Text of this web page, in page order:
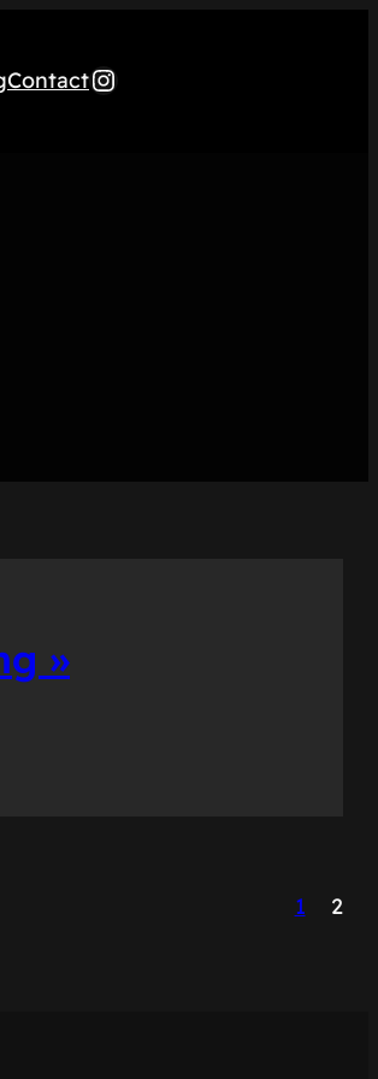
ContactInstagram
»
1 2